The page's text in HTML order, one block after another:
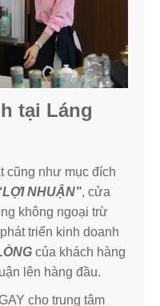
tại Láng
cũng như mục đích
NHUẬN”, cửa
không ngoại trừ
triển kinh doanh
của khách hàng
lên hàng đầu.
cho trung tâm